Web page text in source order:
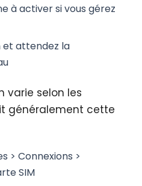
à activer si vous gérez
et attendez la
varie selon les
généralement cette
> Connexions >
SIM